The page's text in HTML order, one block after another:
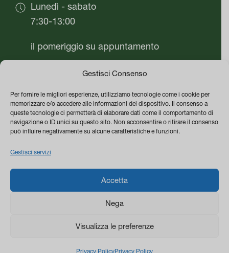
Gestisci Consenso
Per fornire le migliori esperienze, utilizziamo tecnologie come i cookie per
memorizzare e/o accedere alle informazioni del dispositivo. Il consenso a
queste tecnologie ci permetterà di elaborare dati come il comportamento di
navigazione o ID unici su questo sito. Non acconsentire o ritirare il consenso
può influire negativamente su alcune caratteristiche e funzioni.
Gestisci servizi
Accetta
Nega
Visualizza le preferenze
Privacy PolicyPrivacy Policy
Lunedì - sabato
7:30-13:00
il pomeriggio su appuntamento
Azienda
Vivai Flor Plant di Mario Cafaro
P.IVA 05542480651
PEC vivaiflorplant@pec.it
Termini e Condizioni di vendita
Design & Concept